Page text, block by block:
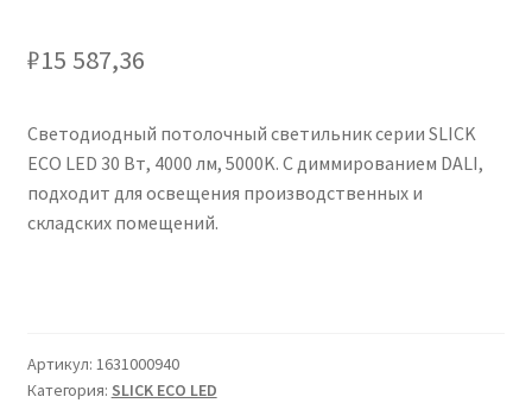
Таблица выбора вводного щитка
₽15 587,36
Светодиодный потолочный светильник серии SLICK
ECO LED 30 Вт, 4000 лм, 5000K. С диммированием DALI,
подходит для освещения производственных и
складских помещений.
Артикул: 1631000940
Категория: SLICK ECO LED